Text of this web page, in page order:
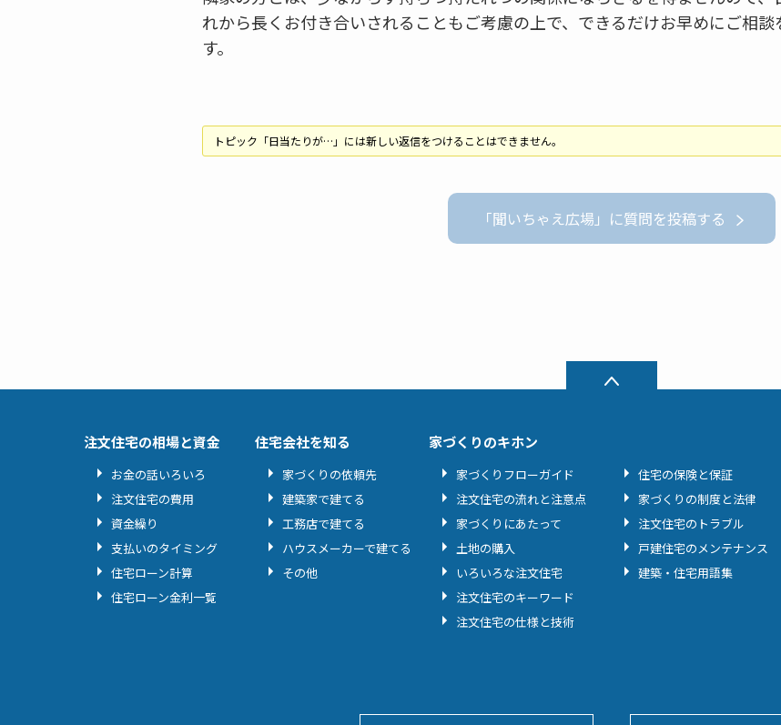
れから長くお付き合いされることもご考慮の上で、できるだけお早めにご相
す。
トピック「日当たりが…」には新しい返信をつけることはできません。
「聞いちゃえ広場」に質問を投稿する
注文住宅の相場と資金
お金の話いろいろ
注文住宅の費用
資金繰り
支払いのタイミング
住宅ローン計算
住宅ローン金利一覧
住宅会社を知る
家づくりの依頼先
建築家で建てる
工務店で建てる
ハウスメーカーで建てる
その他
家づくりのキホン
家づくりフローガイド
注文住宅の流れと注意点
家づくりにあたって
土地の購入
いろいろな注文住宅
注文住宅のキーワード
注文住宅の仕様と技術
住宅の保険と保証
家づくりの制度と法律
注文住宅のトラブル
戸建住宅のメンテナンス
建築・住宅用語集